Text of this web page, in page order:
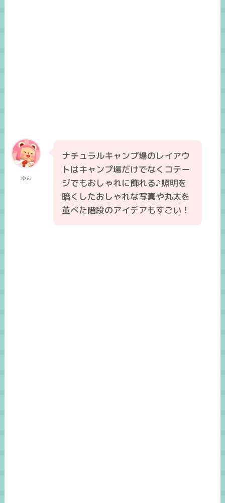
ゆん
ナチュラルキャンプ場のレイアウ
トはキャンプ場だけでなくコテー
ジでもおしゃれに飾れる♪照明を
暗くしたおしゃれな写真や丸太を
並べた階段のアイデアもすごい！